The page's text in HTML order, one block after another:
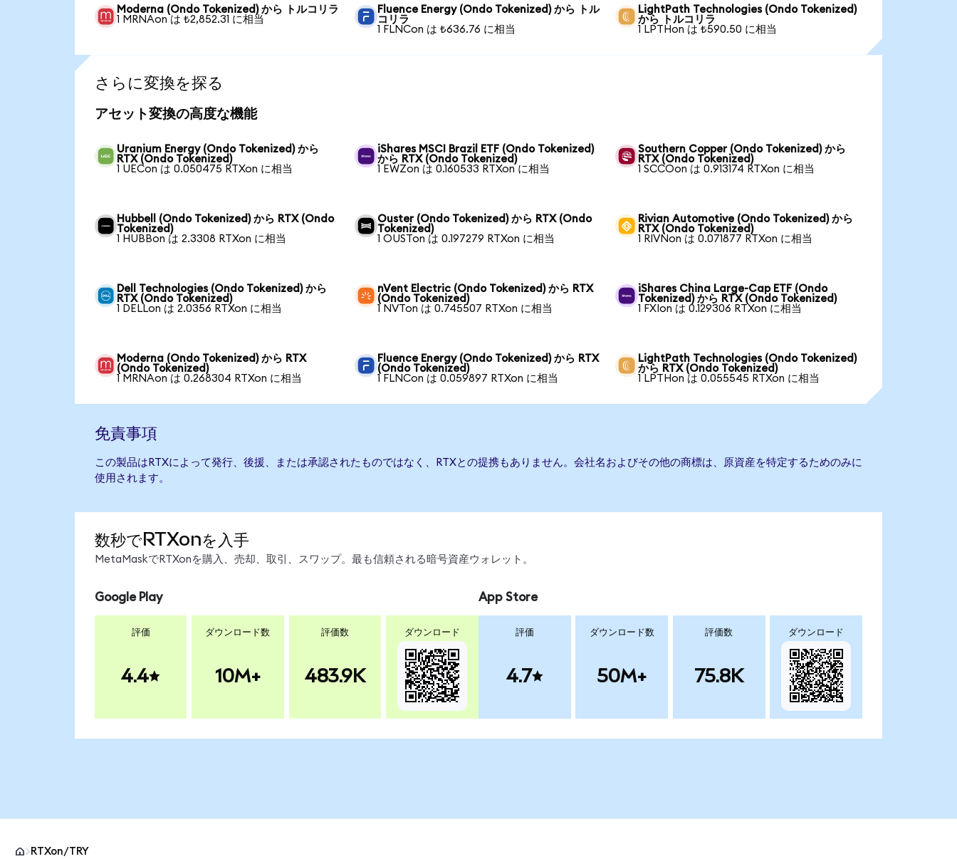
Moderna (Ondo Tokenized) から トルコリラ
1 MRNAon は ₺2,852.31 に相当
Fluence Energy (Ondo Tokenized) から トル
コリラ
1 FLNCon は ₺636.76 に相当
LightPath Technologies (Ondo Tokenized)
から トルコリラ
1 LPTHon は ₺590.50 に相当
さらに変換を探る
アセット変換の高度な機能
Uranium Energy (Ondo Tokenized) から
RTX (Ondo Tokenized)
1 UECon は 0.050475 RTXon に相当
iShares MSCI Brazil ETF (Ondo Tokenized)
から RTX (Ondo Tokenized)
1 EWZon は 0.160533 RTXon に相当
Southern Copper (Ondo Tokenized) から
RTX (Ondo Tokenized)
1 SCCOon は 0.913174 RTXon に相当
Hubbell (Ondo Tokenized) から RTX (Ondo
Tokenized)
1 HUBBon は 2.3308 RTXon に相当
Ouster (Ondo Tokenized) から RTX (Ondo
Tokenized)
1 OUSTon は 0.197279 RTXon に相当
Rivian Automotive (Ondo Tokenized) から
RTX (Ondo Tokenized)
1 RIVNon は 0.071877 RTXon に相当
Dell Technologies (Ondo Tokenized) から
RTX (Ondo Tokenized)
1 DELLon は 2.0356 RTXon に相当
nVent Electric (Ondo Tokenized) から RTX
(Ondo Tokenized)
1 NVTon は 0.745507 RTXon に相当
iShares China Large-Cap ETF (Ondo
Tokenized) から RTX (Ondo Tokenized)
1 FXIon は 0.129306 RTXon に相当
Moderna (Ondo Tokenized) から RTX
(Ondo Tokenized)
1 MRNAon は 0.268304 RTXon に相当
Fluence Energy (Ondo Tokenized) から RTX
(Ondo Tokenized)
1 FLNCon は 0.059897 RTXon に相当
LightPath Technologies (Ondo Tokenized)
から RTX (Ondo Tokenized)
1 LPTHon は 0.055545 RTXon に相当
免責事項
この製品はRTXによって発行、後援、または承認されたものではなく、RTXとの提携もありません。会社名およびその他の商標は、原資産を特定するためのみに
使用されます。
数秒でRTXonを入手
MetaMaskでRTXonを購入、売却、取引、スワップ。最も信頼される暗号資産ウォレット。
Google Play
評価
4.4
ダウンロード数
10M+
評価数
483.9K
ダウンロード
App Store
評価
4.7
ダウンロード数
50M+
評価数
75.8K
ダウンロード
RTXon/TRY